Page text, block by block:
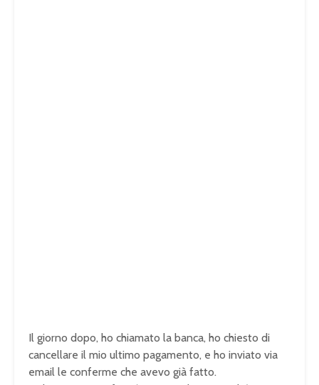
Il giorno dopo, ho chiamato la banca, ho chiesto di
cancellare il mio ultimo pagamento, e ho inviato via
email le conferme che avevo già fatto.